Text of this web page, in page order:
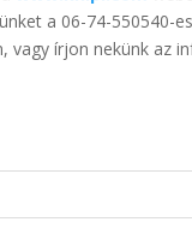
a 06-74-550540-es
vagy írjon nekünk az